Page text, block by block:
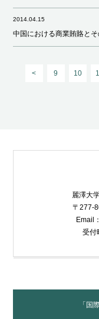
2014.04.15
中国における商業賄賂と
< 9 10
麗澤大
〒277-
Email：
受付
「国